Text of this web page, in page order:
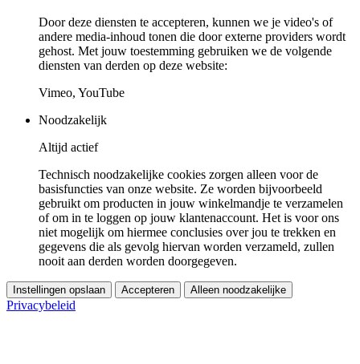
Door deze diensten te accepteren, kunnen we je video's of
andere media-inhoud tonen die door externe providers wordt
gehost. Met jouw toestemming gebruiken we de volgende
diensten van derden op deze website:
Vimeo, YouTube
Noodzakelijk
Altijd actief
Technisch noodzakelijke cookies zorgen alleen voor de
basisfuncties van onze website. Ze worden bijvoorbeeld
gebruikt om producten in jouw winkelmandje te verzamelen
of om in te loggen op jouw klantenaccount. Het is voor ons
niet mogelijk om hiermee conclusies over jou te trekken en
gegevens die als gevolg hiervan worden verzameld, zullen
nooit aan derden worden doorgegeven.
Instellingen opslaan Accepteren Alleen noodzakelijke
Privacybeleid